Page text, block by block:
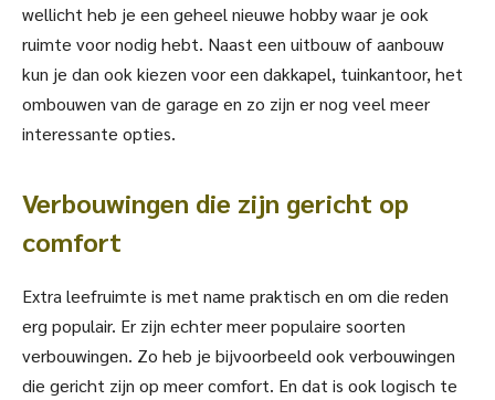
wellicht heb je een geheel nieuwe hobby waar je ook
ruimte voor nodig hebt. Naast een uitbouw of aanbouw
kun je dan ook kiezen voor een dakkapel, tuinkantoor, het
ombouwen van de garage en zo zijn er nog veel meer
interessante opties.
Verbouwingen die zijn gericht op
comfort
Extra leefruimte is met name praktisch en om die reden
erg populair. Er zijn echter meer populaire soorten
verbouwingen. Zo heb je bijvoorbeeld ook verbouwingen
die gericht zijn op meer comfort. En dat is ook logisch te